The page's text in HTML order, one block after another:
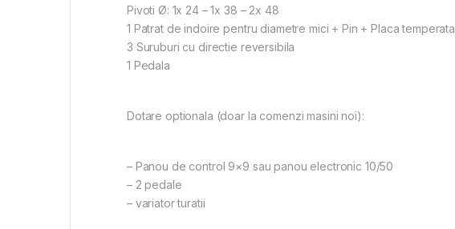
Pivoti Ø: 1x 24 – 1x 38 – 2x 48
1 Patrat de indoire pentru diametre mici + Pin + Placa temperata
3 Suruburi cu directie reversibila
1 Pedala
Dotare optionala (doar la comenzi masini noi):
– Panou de control 9×9 sau panou electronic 10/50
– 2 pedale
– variator turatii